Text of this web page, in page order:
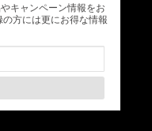
キャンペーン情報をお
方には更にお得な情報